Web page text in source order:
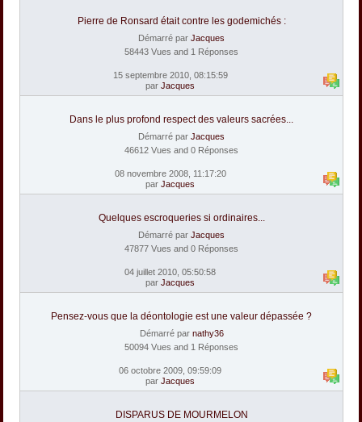
Pierre de Ronsard était contre les godemichés :
Démarré par Jacques
58443 Vues and 1 Réponses
15 septembre 2010, 08:15:59
par Jacques
Dans le plus profond respect des valeurs sacrées...
Démarré par Jacques
46612 Vues and 0 Réponses
08 novembre 2008, 11:17:20
par Jacques
Quelques escroqueries si ordinaires...
Démarré par Jacques
47877 Vues and 0 Réponses
04 juillet 2010, 05:50:58
par Jacques
Pensez-vous que la déontologie est une valeur dépassée ?
Démarré par nathy36
50094 Vues and 1 Réponses
06 octobre 2009, 09:59:09
par Jacques
DISPARUS DE MOURMELON